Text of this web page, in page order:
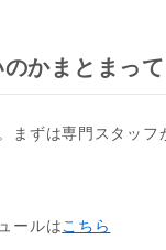
かまとまっ
まずは専門スタッ
ールはこちら